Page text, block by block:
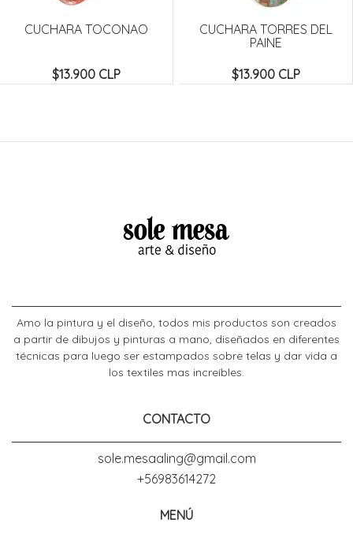
CUCHARA TOCONAO
$13.900 CLP
CUCHARA TORRES DEL
PAINE
$13.900 CLP
Amo la pintura y el diseño, todos mis productos son creados
a partir de dibujos y pinturas a mano, diseñados en diferentes
técnicas para luego ser estampados sobre telas y dar vida a
los textiles mas increíbles.
CONTACTO
sole.mesaaling@gmail.com
+56983614272
MENÚ